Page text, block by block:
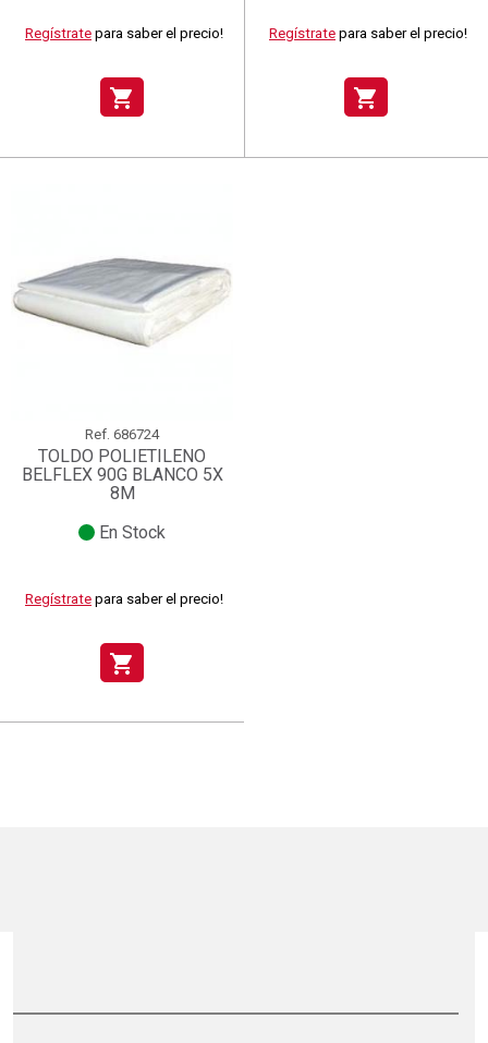
Regístrate para saber el precio!
shopping_cart
Regístrate para saber el precio!
shopping_cart
Ref. 686724
TOLDO POLIETILENO
BELFLEX 90G BLANCO 5X
8M
En Stock
Regístrate para saber el precio!
shopping_cart